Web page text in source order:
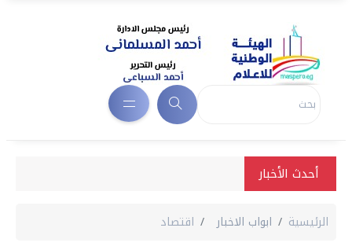
أحدث الأخبار
الرئيسية ابواب الاخبار اقتصاد